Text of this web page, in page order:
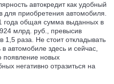
автокредит как удобный
для приобретения автомобиля.
года общая сумма выданных в
924 млрд. руб., превысив
1,5 раза. Не стоит откладывать
в автомобиле здесь и сейчас,
появление новых
негативно отразиться на